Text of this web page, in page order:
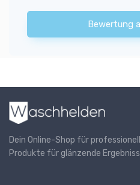
Bewertung
Dein Online-Shop für
Produkte für glänzende